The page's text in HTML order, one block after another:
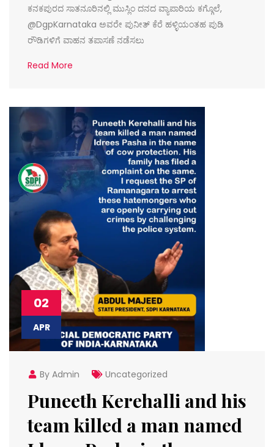
ಕನಕಪುರದ ಸಾತನೂರಿನಲ್ಲಿ ಮುಸ್ಲಿಂ ದನದ ವ್ಯಾಪಾರಿಯ ಕಗ್ಗೊಲೆ,
@DgpKarnataka ಅವರೇ ಪುನೀತ್ ಕೆರೆ ಹಳ್ಳಿಯಂತಹ ಪುಡಿ
ರೌಡಿಗಳಿಗೆ ವಾಹನ ತಪಾಸಣೆ ನಡೆಸಲು
Read More
02
APR
By Admin Uncategorized
Puneeth Kerehalli and his
team killed a man named